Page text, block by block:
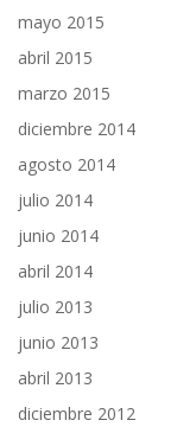
mayo 2015
abril 2015
marzo 2015
diciembre 2014
agosto 2014
julio 2014
junio 2014
abril 2014
julio 2013
junio 2013
abril 2013
diciembre 2012